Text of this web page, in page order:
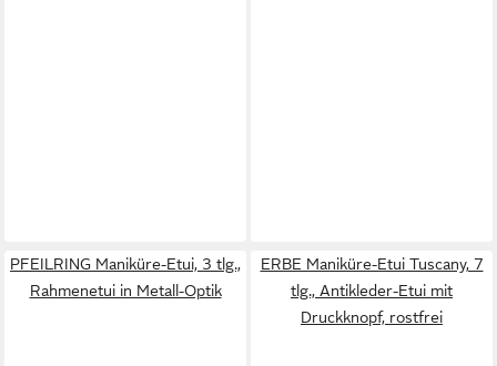
PFEILRING Maniküre-Etui, 3 tlg.,
Rahmenetui in Metall-Optik
ERBE Maniküre-Etui Tuscany, 7
tlg., Antikleder-Etui mit
Druckknopf, rostfrei